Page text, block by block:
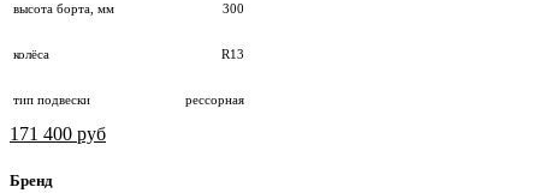
высота борта, мм 300
колёса R13
тип подвески рессорная
171 400 руб
Бренд